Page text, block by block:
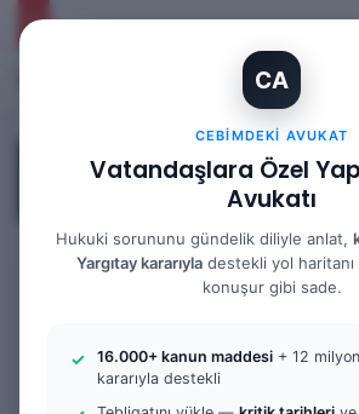
CA
CEBIMDEKI AVUKAT
Vatandaşlara Özel
Avukatı
Hukuki sorununu gündelik diliyle anlat,
Yargıtay kararıyla destekli yol
konuşur gibi sade.
16.000+ kanun maddesi + 12
kararıyla destekli
Bilgi Bankası/Yargıtay
Yargıtay Kararları
Yargıtay